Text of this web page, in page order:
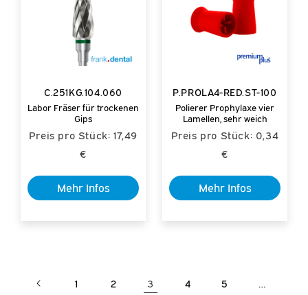
C.251KG.104.060
Labor Fräser für trockenen
Gips
Preis pro Stück: 17,49
€
Mehr Infos
P.PROLA4-RED.ST-100
Polierer Prophylaxe vier
Lamellen, sehr weich
Preis pro Stück: 0,34
€
Mehr Infos
1 2 3 4 5 …